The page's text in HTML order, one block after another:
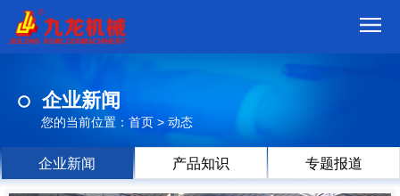
品
视
企业新闻
您的当前位置： 首页 > 动态
企业新闻 产品知识 专题报道